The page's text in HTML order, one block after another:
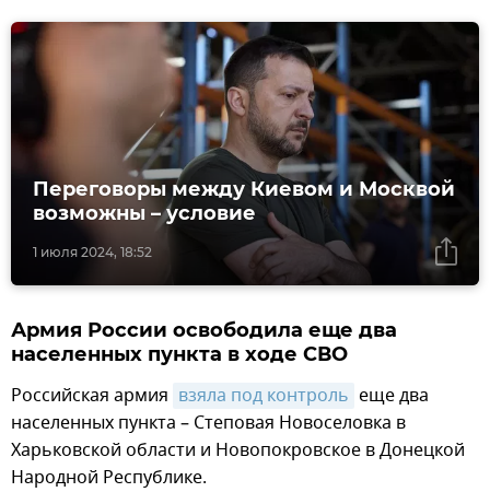
1 июля 2024, 18:52
Переговоры между Киевом и Москвой
возможны – условие
Армия России освободила еще два
населенных пункта в ходе СВО
Российская армия взяла под контроль еще два
населенных пункта – Степовая Новоселовка в
Харьковской области и Новопокровское в Донецкой
Народной Республике.